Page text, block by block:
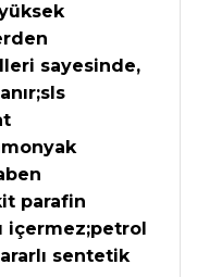
sayesinde,
parafin
içermez;petrol
sentetik